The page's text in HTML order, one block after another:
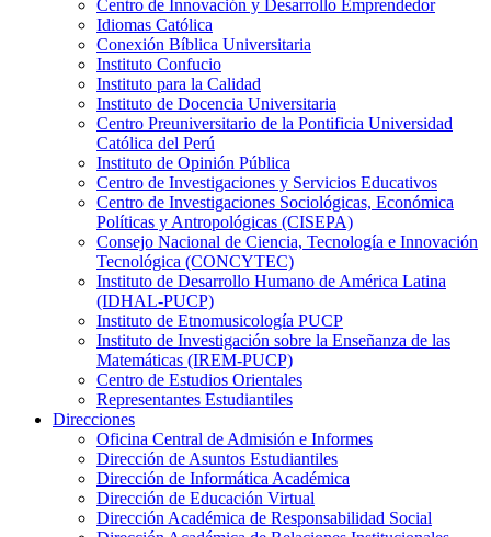
Centro de Innovación y Desarrollo Emprendedor
Idiomas Católica
Conexión Bíblica Universitaria
Instituto Confucio
Instituto para la Calidad
Instituto de Docencia Universitaria
Centro Preuniversitario de la Pontificia Universidad
Católica del Perú
Instituto de Opinión Pública
Centro de Investigaciones y Servicios Educativos
Centro de Investigaciones Sociológicas, Económica
Políticas y Antropológicas (CISEPA)
Consejo Nacional de Ciencia, Tecnología e Innovación
Tecnológica (CONCYTEC)
Instituto de Desarrollo Humano de América Latina
(IDHAL-PUCP)
Instituto de Etnomusicología PUCP
Instituto de Investigación sobre la Enseñanza de las
Matemáticas (IREM-PUCP)
Centro de Estudios Orientales
Representantes Estudiantiles
Direcciones
Oficina Central de Admisión e Informes
Dirección de Asuntos Estudiantiles
Dirección de Informática Académica
Dirección de Educación Virtual
Dirección Académica de Responsabilidad Social